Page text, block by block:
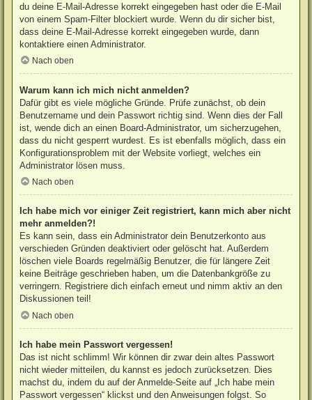
du deine E-Mail-Adresse korrekt eingegeben hast oder die E-Mail
von einem Spam-Filter blockiert wurde. Wenn du dir sicher bist,
dass deine E-Mail-Adresse korrekt eingegeben wurde, dann
kontaktiere einen Administrator.
Nach oben
Warum kann ich mich nicht anmelden?
Dafür gibt es viele mögliche Gründe. Prüfe zunächst, ob dein
Benutzername und dein Passwort richtig sind. Wenn dies der Fall
ist, wende dich an einen Board-Administrator, um sicherzugehen,
dass du nicht gesperrt wurdest. Es ist ebenfalls möglich, dass ein
Konfigurationsproblem mit der Website vorliegt, welches ein
Administrator lösen muss.
Nach oben
Ich habe mich vor einiger Zeit registriert, kann mich aber nicht
mehr anmelden?!
Es kann sein, dass ein Administrator dein Benutzerkonto aus
verschieden Gründen deaktiviert oder gelöscht hat. Außerdem
löschen viele Boards regelmäßig Benutzer, die für längere Zeit
keine Beiträge geschrieben haben, um die Datenbankgröße zu
verringern. Registriere dich einfach erneut und nimm aktiv an den
Diskussionen teil!
Nach oben
Ich habe mein Passwort vergessen!
Das ist nicht schlimm! Wir können dir zwar dein altes Passwort
nicht wieder mitteilen, du kannst es jedoch zurücksetzen. Dies
machst du, indem du auf der Anmelde-Seite auf „Ich habe mein
Passwort vergessen“ klickst und den Anweisungen folgst. So